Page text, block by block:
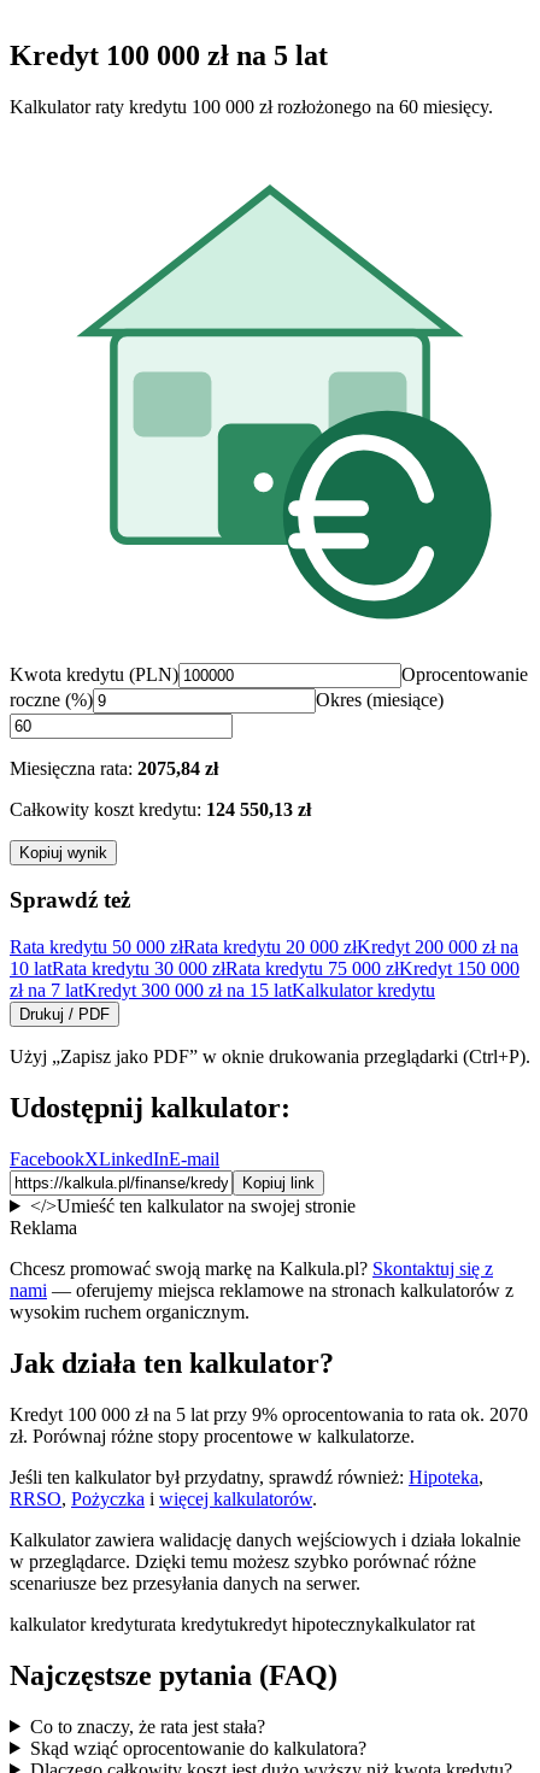
Kredyt 100 000 zł na 5 lat
Kalkulator raty kredytu 100 000 zł rozłożonego na 60 miesięcy.
Kwota kredytu (PLN)
Oprocentowanie
roczne (%)
Okres (miesiące)
Miesięczna rata: 2075,84 zł
Całkowity koszt kredytu: 124 550,13 zł
Kopiuj wynik
Sprawdź też
Rata kredytu 50 000 złRata kredytu 20 000 złKredyt 200 000 zł na
10 latRata kredytu 30 000 złRata kredytu 75 000 złKredyt 150 000
zł na 7 latKredyt 300 000 zł na 15 latKalkulator kredytu
Drukuj / PDF
Użyj „Zapisz jako PDF” w oknie drukowania przeglądarki (Ctrl+P).
Udostępnij kalkulator:
FacebookXLinkedInE-mail
Kopiuj link
</>Umieść ten kalkulator na swojej stronie
Reklama
Chcesz promować swoją markę na Kalkula.pl? Skontaktuj się z
nami — oferujemy miejsca reklamowe na stronach kalkulatorów z
wysokim ruchem organicznym.
Jak działa ten kalkulator?
Kredyt 100 000 zł na 5 lat przy 9% oprocentowania to rata ok. 2070
zł. Porównaj różne stopy procentowe w kalkulatorze.
Jeśli ten kalkulator był przydatny, sprawdź również: Hipoteka,
RRSO, Pożyczka i więcej kalkulatorów.
Kalkulator zawiera walidację danych wejściowych i działa lokalnie
w przeglądarce. Dzięki temu możesz szybko porównać różne
scenariusze bez przesyłania danych na serwer.
kalkulator kredyturata kredytukredyt hipotecznykalkulator rat
Najczęstsze pytania (FAQ)
Co to znaczy, że rata jest stała?
Skąd wziąć oprocentowanie do kalkulatora?